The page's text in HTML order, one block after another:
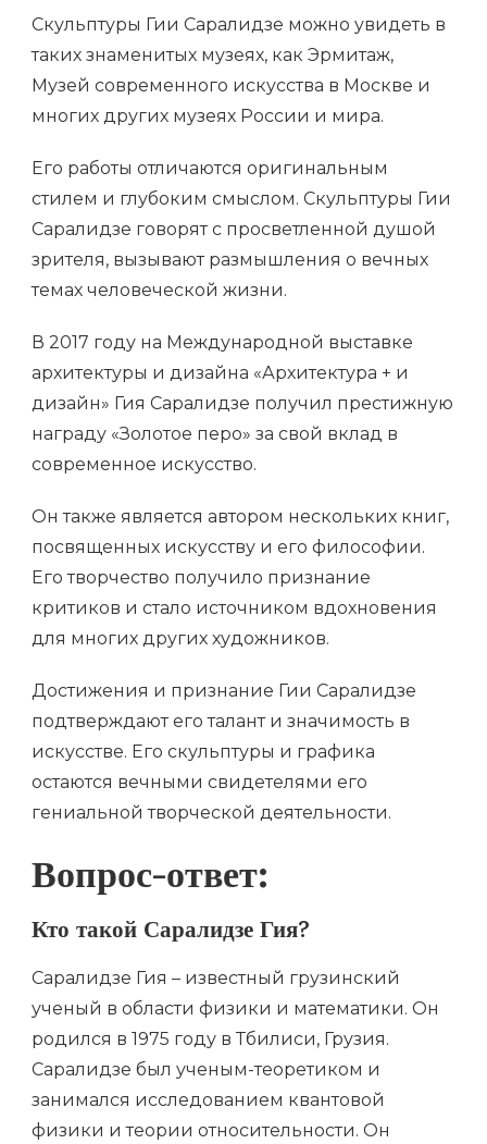
Скульптуры Гии Саралидзе можно увидеть в
таких знаменитых музеях, как Эрмитаж,
Музей современного искусства в Москве и
многих других музеях России и мира.
Его работы отличаются оригинальным
стилем и глубоким смыслом. Скульптуры Гии
Саралидзе говорят с просветленной душой
зрителя, вызывают размышления о вечных
темах человеческой жизни.
В 2017 году на Международной выставке
архитектуры и дизайна «Архитектура + и
дизайн» Гия Саралидзе получил престижную
награду «Золотое перо» за свой вклад в
современное искусство.
Он также является автором нескольких книг,
посвященных искусству и его философии.
Его творчество получило признание
критиков и стало источником вдохновения
для многих других художников.
Достижения и признание Гии Саралидзе
подтверждают его талант и значимость в
искусстве. Его скульптуры и графика
остаются вечными свидетелями его
гениальной творческой деятельности.
Вопрос-ответ:
Кто такой Саралидзе Гия?
Саралидзе Гия – известный грузинский
ученый в области физики и математики. Он
родился в 1975 году в Тбилиси, Грузия.
Саралидзе был ученым-теоретиком и
занимался исследованием квантовой
физики и теории относительности. Он